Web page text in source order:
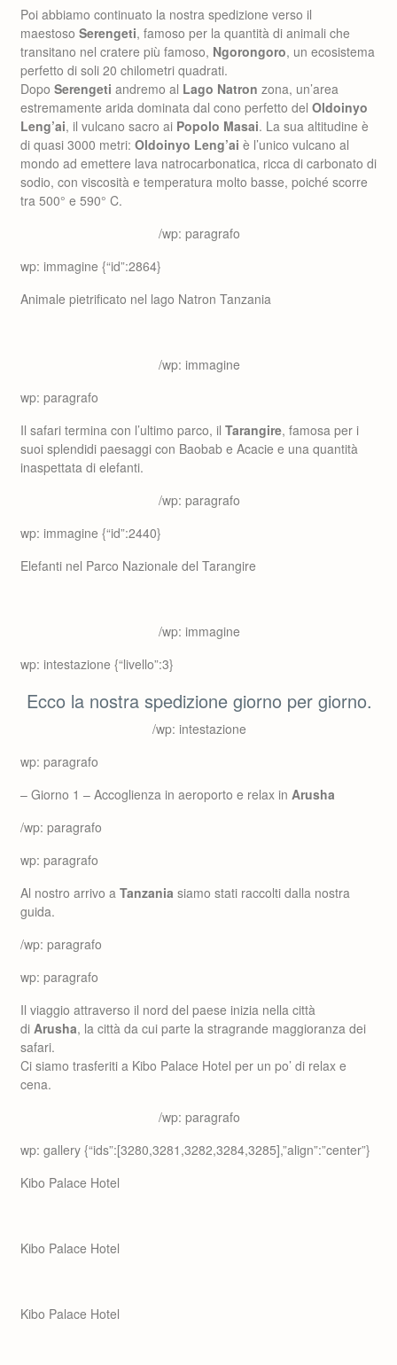
Poi abbiamo continuato la nostra spedizione verso il
maestoso Serengeti, famoso per la quantità di animali che
transitano nel cratere più famoso, Ngorongoro, un ecosistema
perfetto di soli 20 chilometri quadrati.
Dopo Serengeti andremo al Lago Natron zona, un’area
estremamente arida dominata dal cono perfetto del Oldoinyo
Leng’ai, il vulcano sacro ai Popolo Masai. La sua altitudine è
di quasi 3000 metri: Oldoinyo Leng’ai è l’unico vulcano al
mondo ad emettere lava natrocarbonatica, ricca di carbonato di
sodio, con viscosità e temperatura molto basse, poiché scorre
tra 500° e 590° C.
/wp: paragrafo
wp: immagine {“id”:2864}
Animale pietrificato nel lago Natron Tanzania
/wp: immagine
wp: paragrafo
Il safari termina con l’ultimo parco, il Tarangire, famosa per i
suoi splendidi paesaggi con Baobab e Acacie e una quantità
inaspettata di elefanti.
/wp: paragrafo
wp: immagine {“id”:2440}
Elefanti nel Parco Nazionale del Tarangire
/wp: immagine
wp: intestazione {“livello”:3}
Ecco la nostra spedizione giorno per giorno.
/wp: intestazione
wp: paragrafo
– Giorno 1 – Accoglienza in aeroporto e relax in Arusha
/wp: paragrafo
wp: paragrafo
Al nostro arrivo a Tanzania siamo stati raccolti dalla nostra
guida.
/wp: paragrafo
wp: paragrafo
Il viaggio attraverso il nord del paese inizia nella città
di Arusha, la città da cui parte la stragrande maggioranza dei
safari.
Ci siamo trasferiti a Kibo Palace Hotel per un po’ di relax e
cena.
/wp: paragrafo
wp: gallery {“ids”:[3280,3281,3282,3284,3285],”align”:”center”}
Kibo Palace Hotel
Kibo Palace Hotel
Kibo Palace Hotel